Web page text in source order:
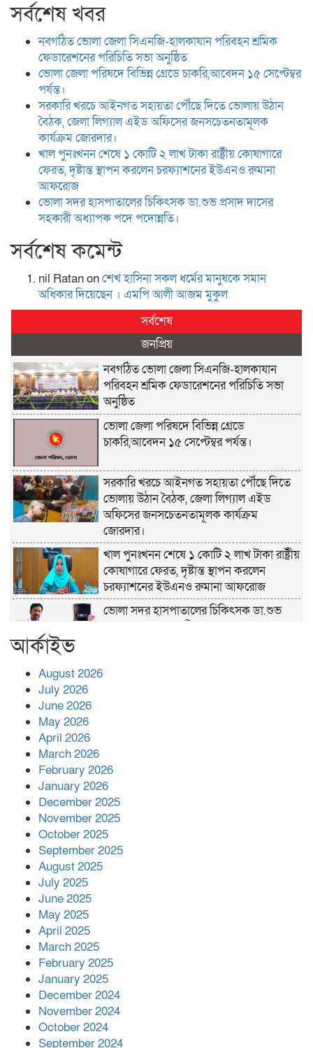
সর্বশেষ খবর
নবগঠিত ভোলা জেলা সিএনজি-হালকাযান পরিবহন শ্রমিক
ফেডারেশনের পরিচিতি সভা অনুষ্ঠিত
ভোলা জেলা পরিষদে বিভিন্ন গ্রেডে চাকরি,আবেদন ১৫ সেপ্টেম্বর
পর্যন্ত।
সরকারি খরচে আইনগত সহায়তা পৌঁছে দিতে ভোলায় উঠান
বৈঠক, জেলা লিগ্যাল এইড অফিসের জনসচেতনতামূলক
কার্যক্রম জোরদার।
খাল পুনঃখনন শেষে ১ কোটি ২ লাখ টাকা রাষ্ট্রীয় কোষাগারে
ফেরত, দৃষ্টান্ত স্থাপন করলেন চরফ্যাশনের ইউএনও রুমানা
আফরোজ
ভোলা সদর হাসপাতালের চিকিৎসক ডা.শুভ প্রসাদ দাসের
সহকারী অধ্যাপক পদে পদোন্নতি।
সর্বশেষ কমেন্ট
nil Ratanonশেখ হা‌সিনা সকল ধ‌র্মের মানু‌ষকে সমান
অ‌ধিকার দি‌য়ে‌ছেন । এম‌পি আলী আজম মুকুল
সর্বশেষ
জনপ্রিয়
নবগঠিত ভোলা জেলা সিএনজি-হালকাযান
পরিবহন শ্রমিক ফেডারেশনের পরিচিতি সভা
অনুষ্ঠিত
ভোলা জেলা পরিষদে বিভিন্ন গ্রেডে
চাকরি,আবেদন ১৫ সেপ্টেম্বর পর্যন্ত।
সরকারি খরচে আইনগত সহায়তা পৌঁছে দিতে
ভোলায় উঠান বৈঠক, জেলা লিগ্যাল এইড
অফিসের জনসচেতনতামূলক কার্যক্রম
জোরদার।
খাল পুনঃখনন শেষে ১ কোটি ২ লাখ টাকা রাষ্ট্রীয়
কোষাগারে ফেরত, দৃষ্টান্ত স্থাপন করলেন
চরফ্যাশনের ইউএনও রুমানা আফরোজ
ভোলা সদর হাসপাতালের চিকিৎসক ডা.শুভ
‘জ্বিন হাজিরে স্বর্ণ দ্বিগুণ’— প্রতারণার ফাঁদে ১৭
নারী,দুলারহাটে চক্রের ৪ সদস্য গ্রেফতার।
৩০ জুলাই একযোগে এসএসসির ফল প্রকাশ।
আর্কাইভ
August 2026
July 2026
June 2026
May 2026
April 2026
March 2026
February 2026
January 2026
December 2025
November 2025
October 2025
September 2025
August 2025
July 2025
June 2025
May 2025
April 2025
March 2025
February 2025
January 2025
December 2024
November 2024
October 2024
September 2024